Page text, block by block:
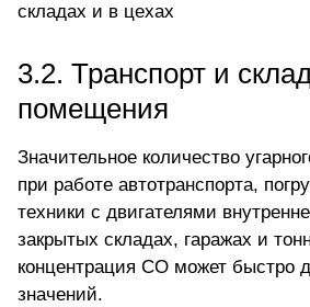
складах и в цехах
3.2. Транспорт и
помещения
Значительное количество
при работе автотранспорта,
техники с двигателями
закрытых складах, гаражах и
концентрация СО может быстро
значений.